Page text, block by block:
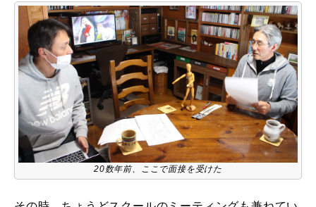
20数年前、ここで面接を受けた